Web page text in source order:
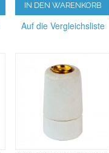
IN DEN WARENKORB
Auf die Vergleichsliste